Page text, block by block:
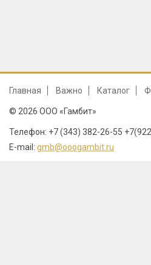
Главная Важно Каталог
© 2026 ООО «Гамбит»
Телефон: +7 (343) 382-26-55
E-mail: gmb@ooogambit.ru